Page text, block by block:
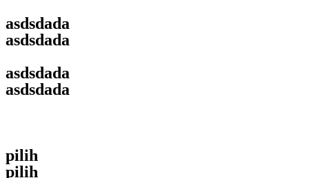
asdsdada
asdsdada
asdsdada
asdsdada
pilih
pilih